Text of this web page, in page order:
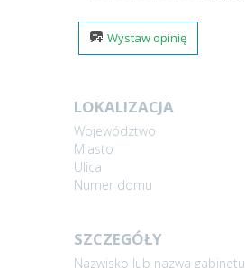
Wystaw opinię
LOKALIZACJA
Województwo
Miasto
Ulica
Numer domu
SZCZEGÓŁY
Nazwisko lub nazwa gabinetu